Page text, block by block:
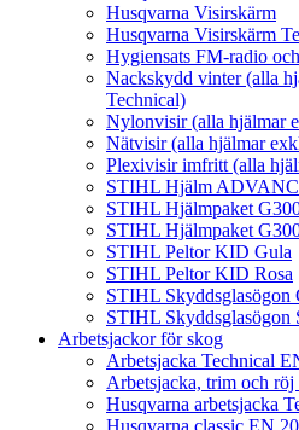
Husqvarna Visirskärm
Husqvarna Visirskärm
Hygiensats FM-radio
Nackskydd vinter (alla
Technical)
Nylonvisir (alla hjälmar
Nätvisir (alla hjälmar
Plexivisir imfritt (alla
STIHL Hjälm
STIHL Hjälmpaket
STIHL Hjälmpaket
STIHL Peltor KID Gula
STIHL Peltor KID Rosa
STIHL Skyddsglasögon
STIHL Skyddsglasögon
Arbetsjackor för skog
Arbetsjacka Technical
Arbetsjacka, trim och röj
Husqvarna arbetsjacka
Husqvarna classic EN